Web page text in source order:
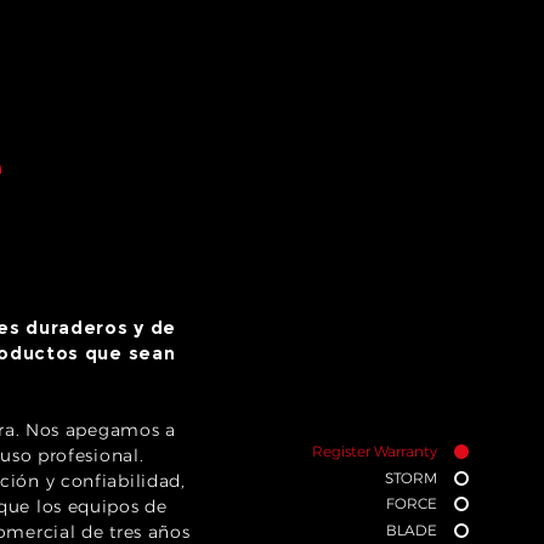
Register Warranty
STORM
FORCE
BLADE
duraderos y de
que sean
Nos apegamos a
profesional.
y confiabilidad,
los equipos de
de tres años